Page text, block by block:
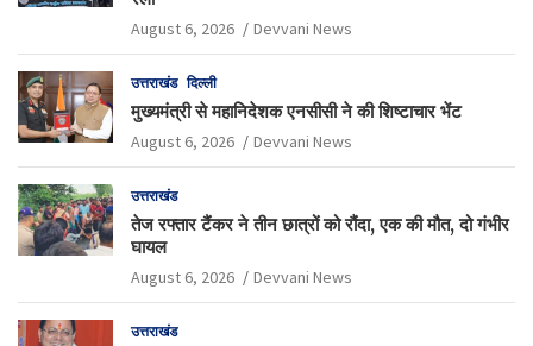
August 6, 2026 Devvani News
उत्तराखंड दिल्ली
मुख्यमंत्री से महानिदेशक एनसीसी ने की शिष्टाचार भेंट
August 6, 2026 Devvani News
उत्तराखंड
तेज रफ्तार टैंकर ने तीन छात्रों को रौंदा, एक की मौत, दो गंभीर
घायल
August 6, 2026 Devvani News
उत्तराखंड